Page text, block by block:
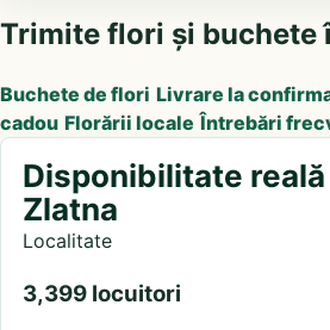
Trimite flori și buchete
Buchete de flori Livrare la
cadou Florării locale Întrebări
Disponibilitate
Zlatna
Localitate
3,399 locuitori